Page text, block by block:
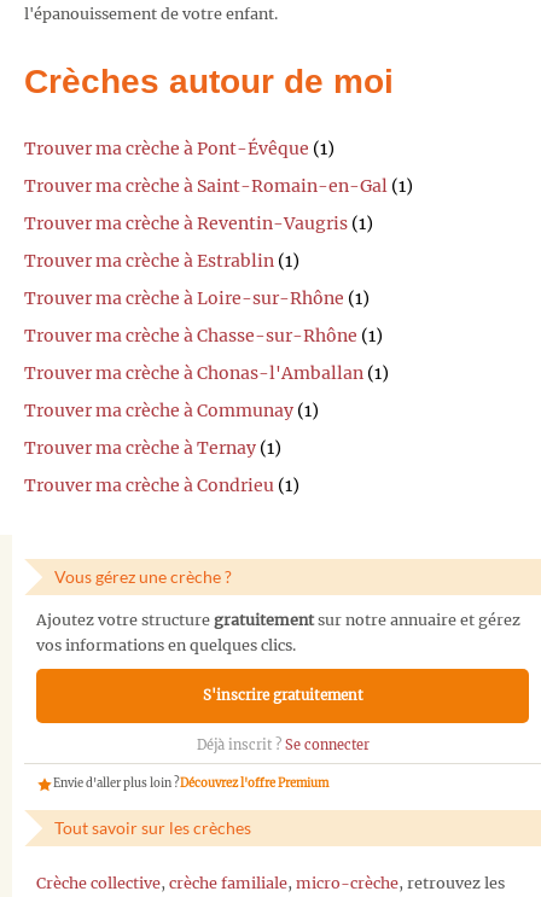
l'épanouissement de votre enfant.
Crèches autour de moi
Trouver ma crèche à Pont-Évêque (1)
Trouver ma crèche à Saint-Romain-en-Gal (1)
Trouver ma crèche à Reventin-Vaugris (1)
Trouver ma crèche à Estrablin (1)
Trouver ma crèche à Loire-sur-Rhône (1)
Trouver ma crèche à Chasse-sur-Rhône (1)
Trouver ma crèche à Chonas-l'Amballan (1)
Trouver ma crèche à Communay (1)
Trouver ma crèche à Ternay (1)
Trouver ma crèche à Condrieu (1)
Vous gérez une crèche ?
Ajoutez votre structure gratuitementsur notre annuaire et gérez
vos informations en quelques clics.
S'inscrire gratuitement
Déjà inscrit ? Se connecter
Envie d'aller plus loin ?Découvrez l'offre Premium
Tout savoir sur les crèches
Crèche collective, crèche familiale, micro-crèche, retrouvez les